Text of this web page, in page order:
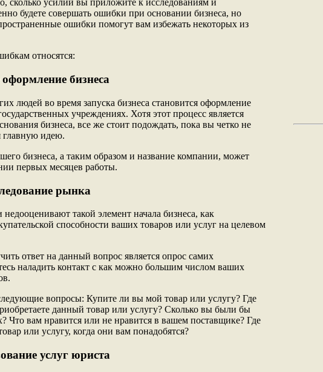
сколько усилий вы приложите к исследованиям и
будете совершать ошибки при основании бизнеса, но
ошибки помогут вам избежать некоторых из
относятся:
бизнеса
людей во время запуска бизнеса становится оформление
учреждениях. Хотя этот процесс является
бизнеса, все же стоит подождать, пока вы четко не
главную идею.
бизнеса, а таким образом и название компании, может
первых месяцев работы.
рынка
такой элемент начала бизнеса, как
способности ваших товаров или услуг на целевом
ответ на данный вопрос является опрос самих
наладить контакт с как можно большим числом ваших
вопросы: Купите ли вы мой товар или услугу? Где
данный товар или услугу? Сколько вы были бы
Что вам нравится или не нравится в вашем поставщике? Где
или услугу, когда они вам понадобятся?
услуг юриста